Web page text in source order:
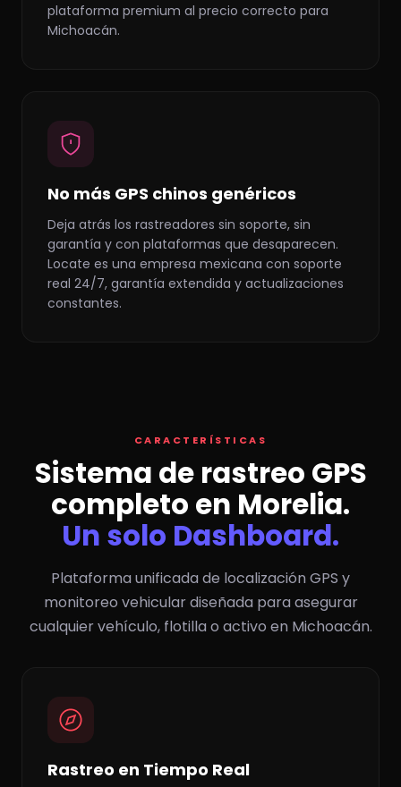
plataforma premium al precio correcto para
Michoacán.
No más GPS chinos genéricos
Deja atrás los rastreadores sin soporte, sin
garantía y con plataformas que desaparecen.
Locate es una empresa mexicana con soporte
real 24/7, garantía extendida y actualizaciones
constantes.
CARACTERÍSTICAS
Sistema de rastreo GPS
completo en Morelia.
Un solo Dashboard.
Plataforma unificada de localización GPS y
monitoreo vehicular diseñada para asegurar
cualquier vehículo, flotilla o activo en Michoacán.
Rastreo en Tiempo Real